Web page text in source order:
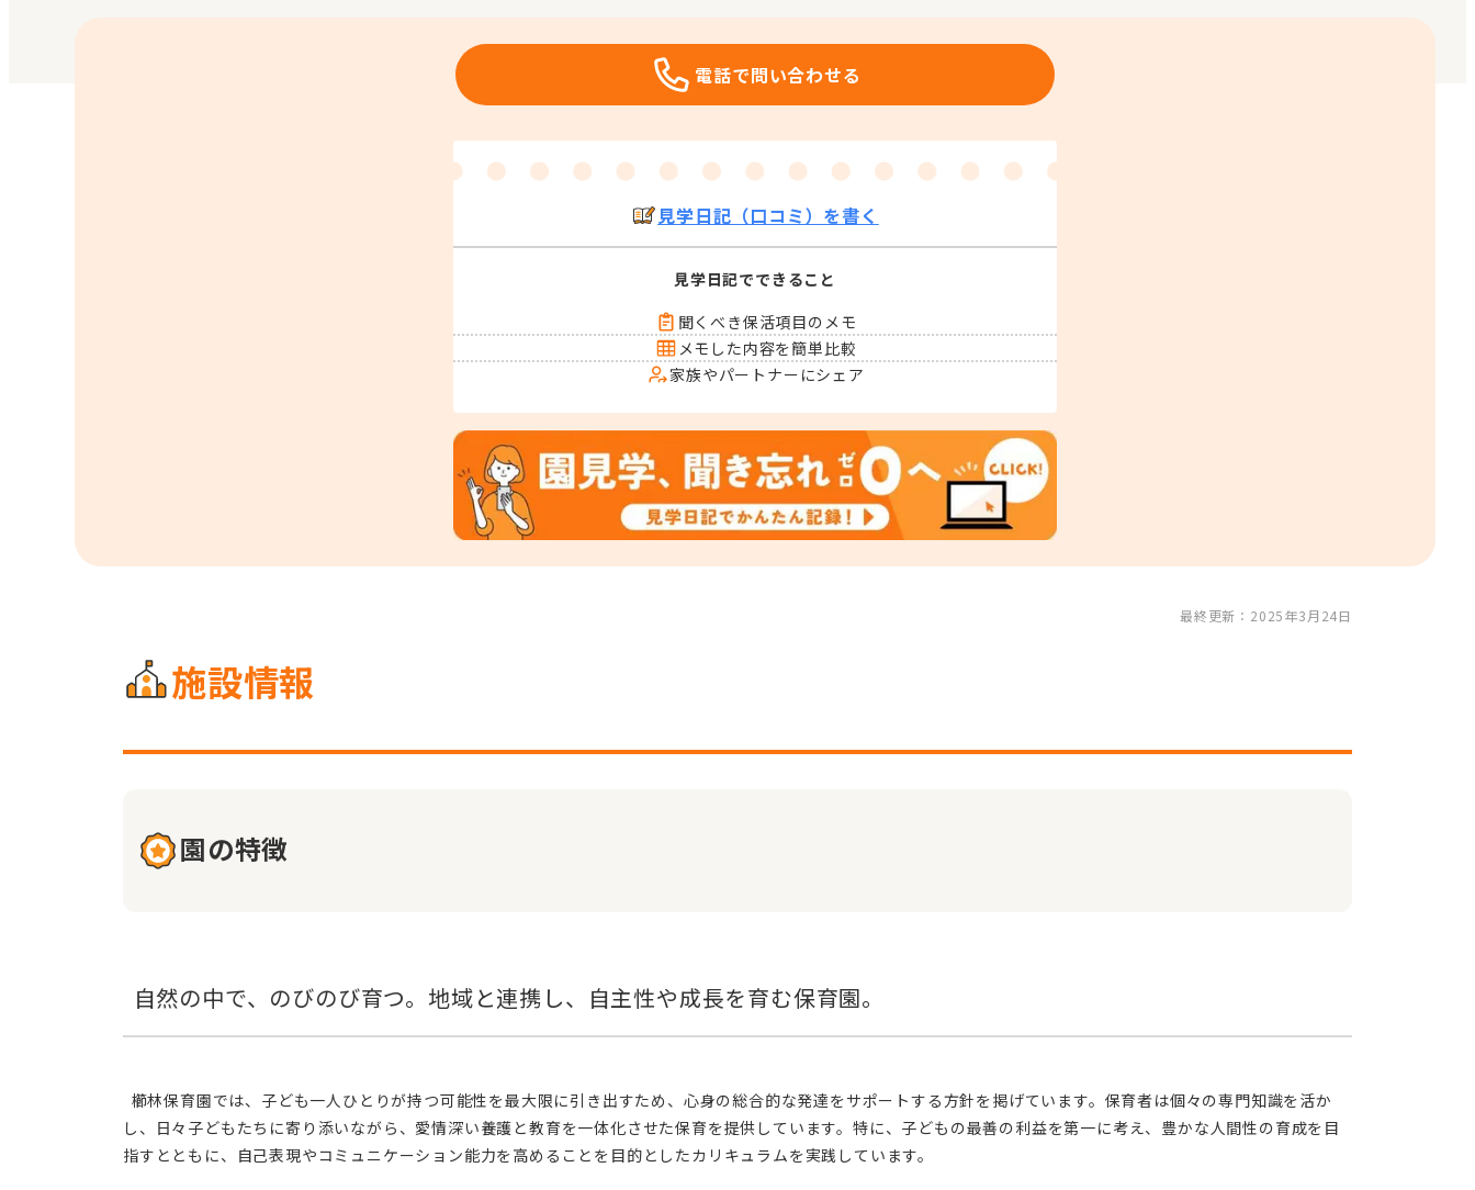
電話で問い合わせる
見学日記（口コミ）を書く
見学日記でできること
聞くべき保活項目のメモ
メモした内容を簡単比較
家族やパートナーにシェア
最終更新：2025年3月24日
施設情報
園の特徴
し、日々子どもたちに寄り添いながら、愛情深い養護と教育を一体化させた保育を提供しています。特に、子どもの最善の利益を第一に考え、豊かな人間性の育成を目
指すとともに、自己表現やコミュニケーション能力を高めることを目的としたカリキュラムを実践しています。